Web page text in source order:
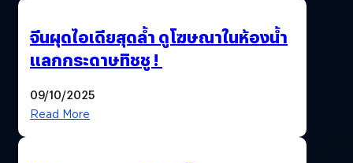
จีนผุดไอเดียสุดล้ำ ดูโฆษณาในห้องน้ำ
แลกกระดาษทิชชู !
09/10/2025
Read More